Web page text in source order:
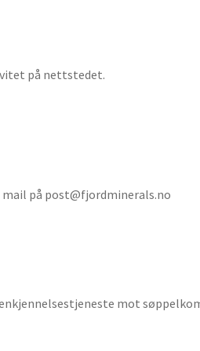
på nettstedet.
mail på post@fjordminerals.no
mot